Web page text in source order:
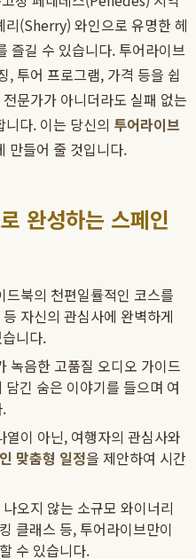
(Sherry) 와인으로 유명한 헤
즐길 수 있습니다. 투어라이브
, 투어 프로그램, 가격 등을 쉽
문가가 아니더라도 실패 없는
다. 이는 당신의 투어라이브
만들어 줄 것입니다.
완성하는 스페인
드북의 천편일률적인 코스를
자신의 관심사에 완벽하게
니다.
녹음한 고품질 오디오 가이드
긴 숨은 이야기를 들으며 여
열이 아닌, 여행자의 관심사와
맞춤형 일정을 제안하여 시간
오지 않는 소규모 와이너리
클래스 등, 투어라이브만이
수 있습니다.